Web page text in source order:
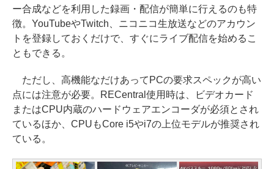
ー合成などを利用した録画・配信が簡単に行えるのも特
徴。YouTubeやTwitch、ニコニコ生放送などのアカウン
トを登録しておくだけで、すぐにライブ配信を始めるこ
ともできる。
ただし、高機能なだけあってPCの要求スペックが高い
点には注意が必要。RECentral使用時は、ビデオカード
またはCPU内蔵のハードウェアエンコーダが必須とされ
ているほか、CPUもCore i5やi7の上位モデルが推奨され
ている。